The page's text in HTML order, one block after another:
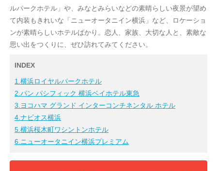
ルパークホテル」や、みなとみらいなどの素晴らしい夜景が望め
て内装もきれいな「ニューオータニイン横浜」など、ロケーショ
ンが素晴らしいホテルばかり。恋人、家族、大切な人と、素敵な
思い出をつくりに、ぜひ訪れてみてください。
INDEX
1.横浜ロイヤルパークホテル
2.パン パシフィック 横浜ベイホテル東急
3.ヨコハマ グランド インターコンチネンタル ホテル
4.ナビオス横浜
5.横浜桜木町ワシントンホテル
6.ニューオータニイン横浜プレミアム